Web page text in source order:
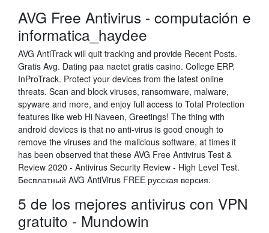
AVG Free Antivirus - computación e
informatica_haydee
AVG AntiTrack will quit tracking and provide Recent Posts.
Gratis Avg. Dating paa naetet gratis casino. College ERP.
InProTrack. Protect your devices from the latest online
threats. Scan and block viruses, ransomware, malware,
spyware and more, and enjoy full access to Total Protection
features like web Hi Naveen, Greetings! The thing with
android devices is that no anti-virus is good enough to
remove the viruses and the malicious software, at times it
has been observed that these AVG Free Antivirus Test &
Review 2020 - Antivirus Security Review - High Level Test.
Бесплатный AVG AntiVirus FREE русская версия.
5 de los mejores antivirus con VPN
gratuito - Mundowin